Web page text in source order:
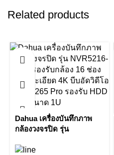
Related products
Dahua เครื่องบันทึกภาพ
กล้องวงจรปิด รุ่น
Channel 1U 4K & H.265